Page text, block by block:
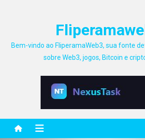
Bem-vindo ao FliperamaWeb3, sua fonte
sobre Web3, jogos, Bitcoin e